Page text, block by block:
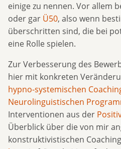
einige zu nennen. Vor allem
oder gar Ü50, also wenn
überschritten sind, die bei
eine Rolle spielen.
Zur Verbesserung des
hier mit konkreten
hypno-systemischen
Neurolinguistischen
Interventionen aus der
Überblick über die von mir
konstruktivistischen